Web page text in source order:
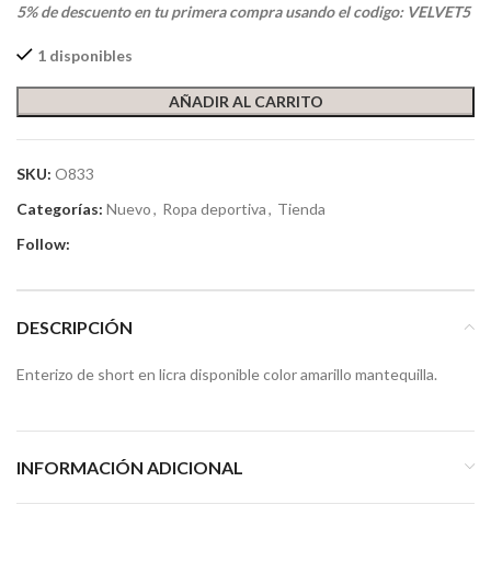
5% de descuento en tu primera compra usando el codigo: VELVET5
1 disponibles
AÑADIR AL CARRITO
SKU: O833
Categorías: Nuevo, Ropa deportiva, Tienda
Follow:
DESCRIPCIÓN
Enterizo de short en licra disponible color amarillo mantequilla.
INFORMACIÓN ADICIONAL